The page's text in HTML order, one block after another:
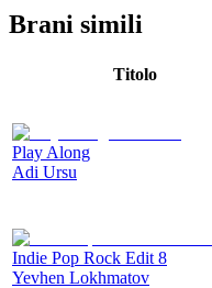
Brani simili
Titolo
Play Along
Adi Ursu
Indie Pop Rock Edit 8
Yevhen Lokhmatov